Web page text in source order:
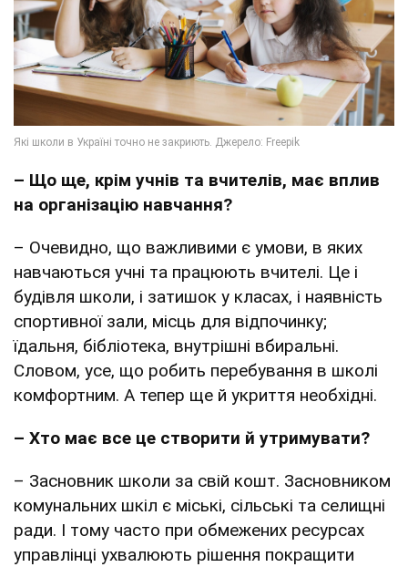
– Що ще, крім учнів та вчителів, має вплив
на організацію навчання?
– Очевидно, що важливими є умови, в яких
навчаються учні та працюють вчителі. Це і
будівля школи, і затишок у класах, і наявність
спортивної зали, місць для відпочинку;
їдальня, бібліотека, внутрішні вбиральні.
Словом, усе, що робить перебування в школі
комфортним. А тепер ще й укриття необхідні.
– Хто має все це створити й утримувати?
– Засновник школи за свій кошт. Засновником
комунальних шкіл є міські, сільські та селищні
ради. І тому часто при обмежених ресурсах
управлінці ухвалюють рішення покращити